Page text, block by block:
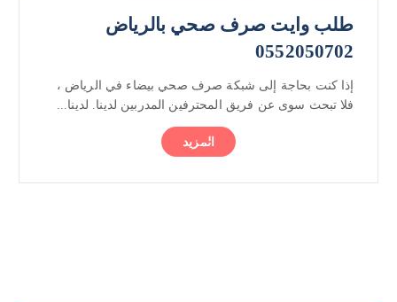
طلب وايت صرف صحي بالرياض
0552050702
إذا كنت بحاجة إلى شبكة صرف صحي بيضاء في الرياض ،
فلا تبحث سوى عن فريق المحترفين المدربين لدينا. لدينا...
المزيد